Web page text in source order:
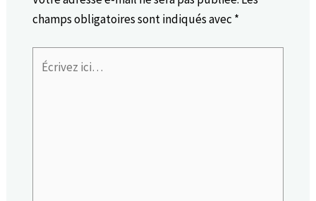
champs obligatoires sont indiqués avec *
Écrivez
ici…